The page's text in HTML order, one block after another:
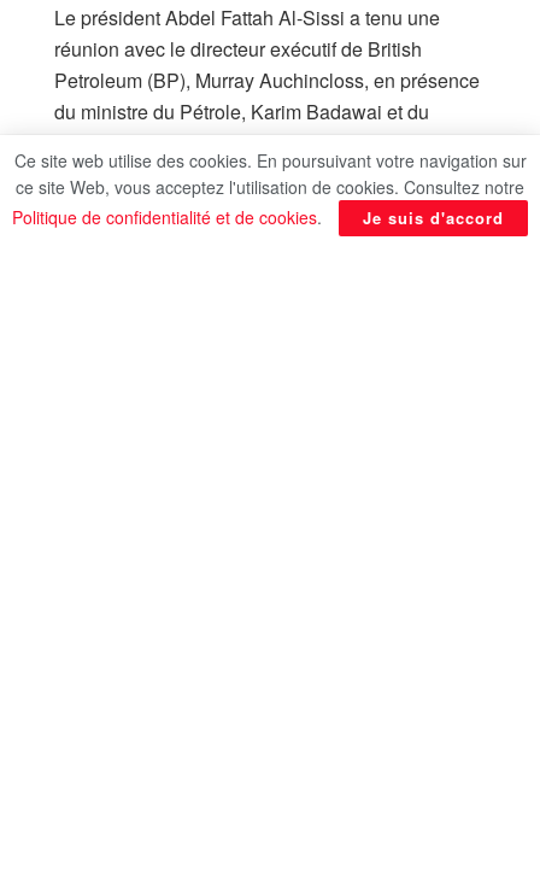
Le président Abdel Fattah Al-Sissi a tenu une
réunion avec le directeur exécutif de British
Petroleum (BP), Murray Auchincloss, en présence
du ministre du Pétrole, Karim Badawai et du
le Moyen Orient, Nader Zaki, a-t-on appris du
porte-parole de la présidence.
Ce site web utilise des cookies. En poursuivant votre navigation sur
ce site Web, vous acceptez l'utilisation de cookies. Consultez notre
Politique de confidentialité et de cookies. Je suis d'accord